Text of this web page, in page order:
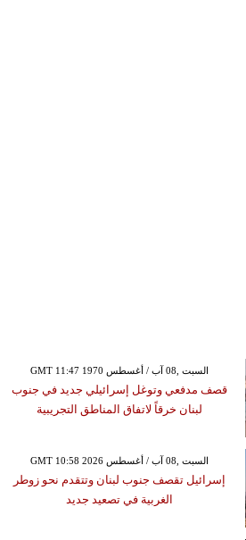
GMT 11:47 1970 السبت ,08 آب / أغسطس
قصف مدفعي وتوغل إسرائيلي جديد في جنوب
لبنان خرقاً لاتفاق المناطق التجريبية
GMT 10:58 2026 السبت ,08 آب / أغسطس
إسرائيل تقصف جنوب لبنان وتتقدم نحو زوطر
الغربية في تصعيد جديد